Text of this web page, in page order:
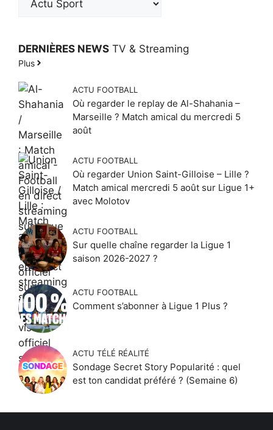
DERNIÈRES NEWS TV & Streaming
Plus
ACTU FOOTBALL
Où regarder le replay de Al-Shahania –
Marseille ? Match amical du mercredi 5
août
ACTU FOOTBALL
Où regarder Union Saint-Gilloise – Lille ?
Match amical mercredi 5 août sur Ligue 1+
avec Molotov
ACTU FOOTBALL
Sur quelle chaîne regarder la Ligue 1
saison 2026-2027 ?
ACTU FOOTBALL
Comment s’abonner à Ligue 1 Plus ?
ACTU TÉLÉ RÉALITÉ
Sondage Secret Story Popularité : quel
est ton candidat préféré ? (Semaine 6)